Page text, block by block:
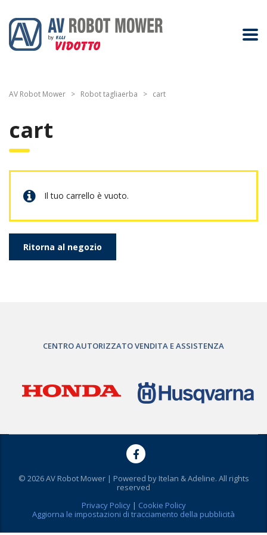
AV Robot Mower > Robot tagliaerba > сart
сart
Il tuo carrello è vuoto.
Ritorna al negozio
CENTRO AUTORIZZATO VENDITA E ASSISTENZA
© 2026 AV Robot Mower | Powered by Itelan & Adeline. All rights
reserved
Privacy Policy| Cookie Policy
Aggiorna le impostazioni di tracciamento della pubblicità